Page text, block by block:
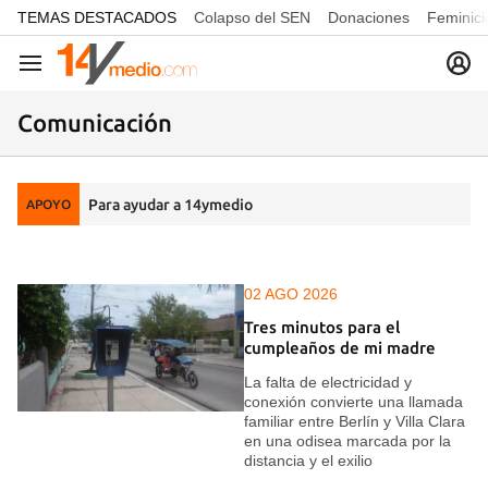
common.go-to-content
TEMAS DESTACADOS Colapso del SEN Donaciones
Navegación
Comunicación
APOYO Para ayudar a 14ymedio
02 AGO 2026
Tres minutos para el
cumpleaños de mi madre
La falta de electricidad y
conexión convierte una llamada
familiar entre Berlín y Villa Clara
en una odisea marcada por la
distancia y el exilio